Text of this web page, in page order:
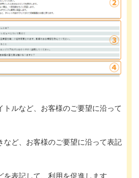
トルなど、お客様のご要望に沿って
など、お客様のご要望に沿って表記
を表記して、利用を促進します